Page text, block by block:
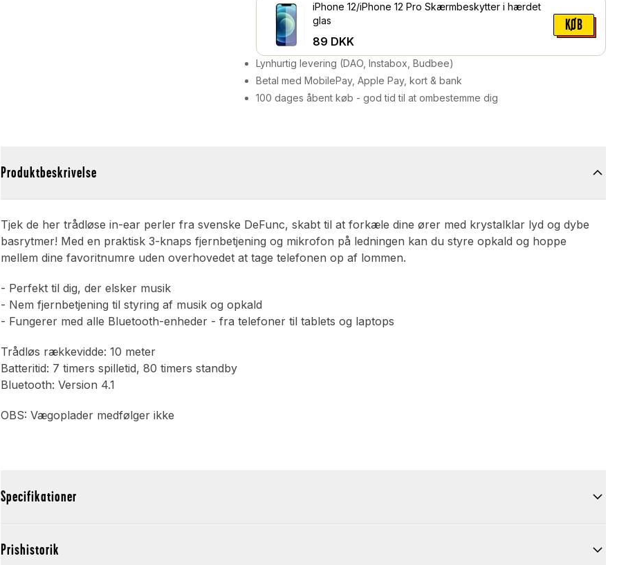
iPhone 12/iPhone 12 Pro Skærmbeskytter i hærdet
glas
89 DKK
KØB
Lynhurtig levering (DAO, Instabox, Budbee)
Betal med MobilePay, Apple Pay, kort & bank
100 dages åbent køb - god tid til at ombestemme dig
Produktbeskrivelse
Tjek de her trådløse in-ear perler fra svenske DeFunc, skabt til at forkæle dine ører med krystalklar lyd og dybe
basrytmer! Med en praktisk 3-knaps fjernbetjening og mikrofon på ledningen kan du styre opkald og hoppe
mellem dine favoritnumre uden overhovedet at tage telefonen op af lommen.
- Perfekt til dig, der elsker musik
- Nem fjernbetjening til styring af musik og opkald
- Fungerer med alle Bluetooth-enheder - fra telefoner til tablets og laptops
Trådløs rækkevidde: 10 meter
Batteritid: 7 timers spilletid, 80 timers standby
Bluetooth: Version 4.1
OBS: Vægoplader medfølger ikke
Specifikationer
Prishistorik